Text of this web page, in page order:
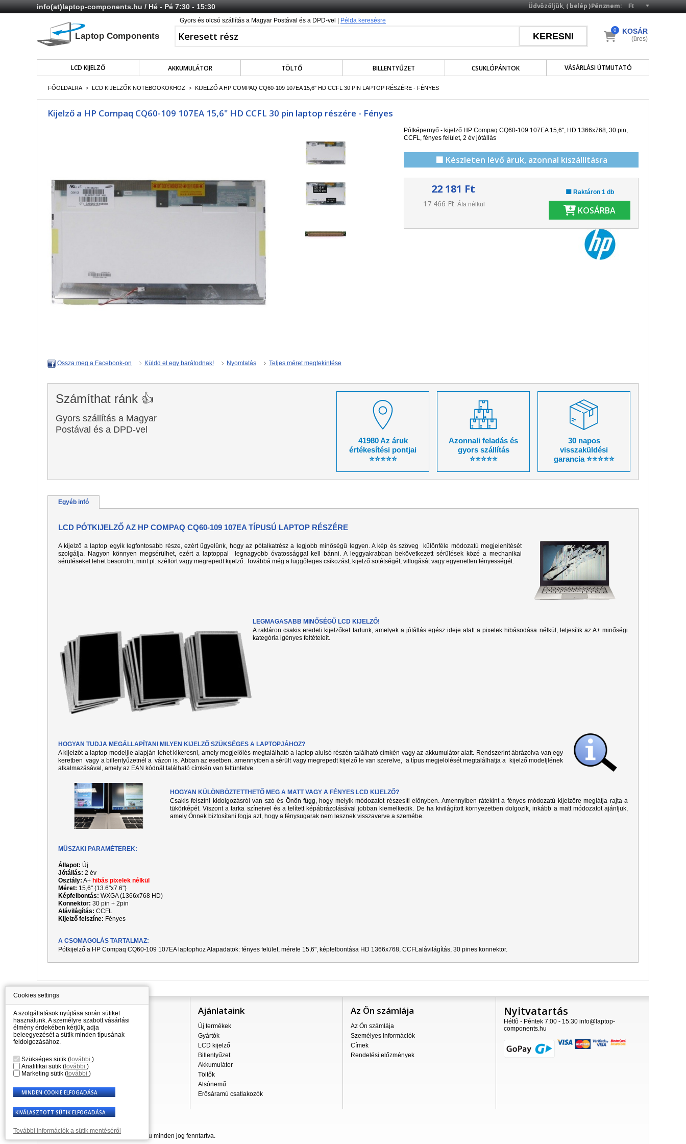
info(at)laptop-components.hu/ Hé - Pé 7:30 - 15:30 Pénznem:
Üdvözöljük, (belép)
Gyors és olcsó szállítás a Magyar Postával és a DPD-vel | Példa keresésre
LCD KIJELZŐ AKKUMULÁTOR TÖLTŐ BILLENTYŰZET CSUKLÓPÁNTOK VÁSÁRLÁSI ÚTMUTATÓ
KOSÁR
0
(üres)
FŐOLDALRA > LCD KIJELZŐK NOTEBOOKOKHOZ > KIJELZŐ A HP COMPAQ CQ60-109 107EA 15,6" HD CCFL 30 PIN LAPTOP RÉSZÉRE - FÉNYES
Kijelző a HP Compaq CQ60-109 107EA 15,6" HD CCFL 30 pin laptop részére - Fényes
Pótképernyő - kijelző HP Compaq CQ60-109 107EA 15,6", HD 1366x768, 30 pin,
CCFL, fényes felület, 2 év jótállás
🟩 Készleten lévő áruk, azonnal kiszállításra
22 181 Ft
17 466 Ft Áfa nélkül
🟩 Raktáron 1 db
KOSÁRBA
Ossza meg a Facebook-on Küldd el egy barátodnak! Nyomtatás Teljes méret megtekintése
Számíthat ránk 👍
Gyors szállítás a Magyar
Postával és a DPD-vel
41980 Az áruk
értékesítési pontjai
⭐⭐⭐⭐⭐
Azonnali feladás és
gyors szállítás
⭐⭐⭐⭐⭐
30 napos
visszaküldési
garancia ⭐⭐⭐⭐⭐
Egyéb infó
LCD PÓTKIJELZŐ AZ HP COMPAQ CQ60-109 107EA TÍPUSÚ LAPTOP RÉSZÉRE
A kijelző a laptop egyik legfontosabb része, ezért ügyelünk, hogy az pótalkatrész a legjobb minőségű legyen. A kép és szöveg különféle módozatú megjelenítését
szolgálja. Nagyon könnyen megsérülhet, ezért a laptoppal legnagyobb óvatossággal kell bánni. A leggyakrabban bekövetkezett sérülések közé a mechanikai
sérüléseket lehet besorolni, mint pl. széttört vagy megrepedt kijelző. Továbbá még a függőleges csíkozást, kijelző sötétségét, villogását vagy egyenetlen fényességét.
LEGMAGASABB MINŐSÉGŰ LCD KIJELZŐ!
A raktáron csakis eredeti kijelzőket tartunk, amelyek a jótállás egész ideje alatt a pixelek hibásodása nélkül, teljesítik az A+ minőségi
kategória igényes feltételeit.
HOGYAN TUDJA MEGÁLLAPÍTANI MILYEN KIJELZŐ SZÜKSÉGES A LAPTOPJÁHOZ?
A kijelzőt a laptop modeljle alapján lehet kikeresni, amely megjelölés megtalálható a laptop alulsó részén található címkén vagy az akkumulátor alatt. Rendszerint ábrázolva van egy
keretben vagy a billentyűzetnél a vázon is. Abban az esetben, amennyiben a sérült vagy megrepedt kijelző le van szerelve, a típus megjelölését megtalálhatja a kijelző modeljlének
alkalmazásával, amely az EAN kódnál található címkén van feltüntetve.
HOGYAN KÜLÖNBÖZTETTHETŐ MEG A MATT VAGY A FÉNYES LCD KIJELZŐ?
Csakis felszíni kidolgozásról van szó és Önön függ, hogy melyik módozatot részesíti előnyben. Amennyiben rátekint a fényes módozatú kijelzőre meglátja rajta a
tükörképét. Viszont a tarka színeivel és a telített képábrázolásával jobban kiemelkedik. De ha kivilágított környezetben dolgozik, inkább a matt módozatot ajánljuk,
amely Önnek biztosítani fogja azt, hogy a fénysugarak nem lesznek visszaverve a szemébe.
MŰSZAKI PARAMÉTEREK:
Állapot: Új
Jótállás: 2 év
Osztály: A+ hibás pixelek nélkül
Méret: 15,6" (13.6"x7.6")
Képfelbontás: WXGA (1366x768 HD)
Konnektor: 30 pin + 2pin
Alávilágítás: CCFL
Kijelző felszíne: Fényes
A CSOMAGOLÁS TARTALMAZ:
Pótkijelző a HP Compaq CQ60-109 107EAlaptophoz Alapadatok: fényes felület, mérete 15,6", képfelbontása HD 1366x768, CCFLalávilágítás, 30 pines konnektor.
Információ
Mindent a vásárlásról
A szállítás árai
Nagykereskedés
Reklamációs szabályzat
Üzleti feltételek
A személyes adatok feldolgozása
Ajánlataink
Új termékek
Gyártók
LCD kijelző
Billentyűzet
Akkumulátor
Töltők
Alsónemű
Erősáramú csatlakozók
Az Ön számlája
Az Ön számlája
Személyes információk
Címek
Rendelési előzmények
Nyitvatartás
Hétfõ - Péntek 7:00 - 15:30 info@laptop-
components.hu
© 2007 - 2026 Laptop-Components.hu minden jog fenntartva.
Cookies settings
A szolgáltatások nyújtása során sütiket
használunk. A személyre szabott vásárlási
élmény érdekében kérjük, adja
beleegyezését a sütik minden típusának
feldolgozásához.
Szükséges sütik (további )
Analitikai sütik (további )
Marketing sütik (további )
További információk a sütik mentéséről